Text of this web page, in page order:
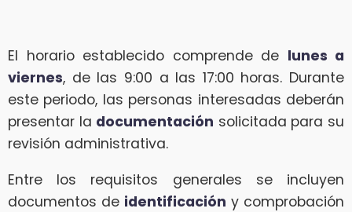
El horario establecido comprende de lunes a
viernes, de las 9:00 a las 17:00 horas. Durante
este periodo, las personas interesadas deberán
presentar la documentación solicitada para su
revisión administrativa.
Entre los requisitos generales se incluyen
documentos de identificación y comprobación